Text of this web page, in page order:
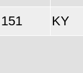
151
KY